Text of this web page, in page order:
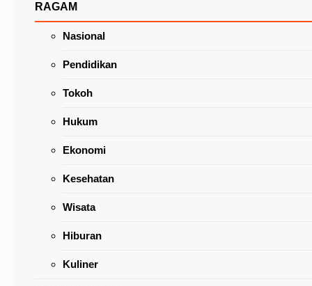
RAGAM
Nasional
Pendidikan
Tokoh
Hukum
Ekonomi
Kesehatan
Wisata
Hiburan
Kuliner